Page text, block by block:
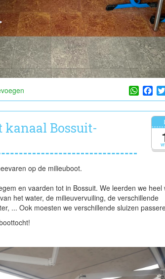
kanaal Bossuit-
op de milieuboot.
en vaarden tot in Bossuit. We leerden we heel
het water, de milieuvervuiling, de verschillende
... Ook moesten we verschillende sluizen